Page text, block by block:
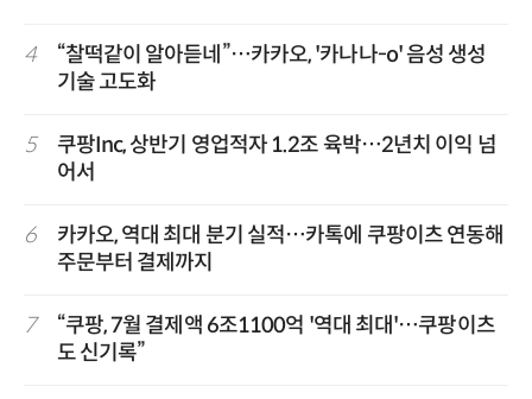
4
“찰떡같이 알아듣네”…카카오, '카나나-o' 음성 생성
기술 고도화
5
쿠팡Inc, 상반기 영업적자 1.2조 육박…2년치 이익 넘
어서
6
카카오, 역대 최대 분기 실적…카톡에 쿠팡이츠 연동해
주문부터 결제까지
7
“쿠팡, 7월 결제액 6조1100억 '역대 최대'…쿠팡이츠
도 신기록”